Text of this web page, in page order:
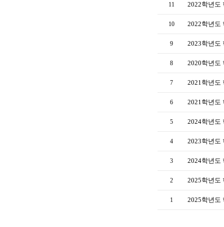
11 2022학년도
10 2022학년도
9 2023학년도
8 2020학년도
7 2021학년도
6 2021학년도
5 2024학년도
4 2023학년도
3 2024학년도
2 2025학년도
1 2025학년도